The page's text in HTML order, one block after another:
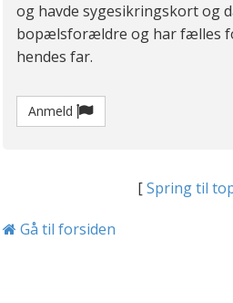
og havde sygesikringskort og
bopælsforældre og har fælles
hendes far.
Anmeld
[Spring til
Gå til forsiden